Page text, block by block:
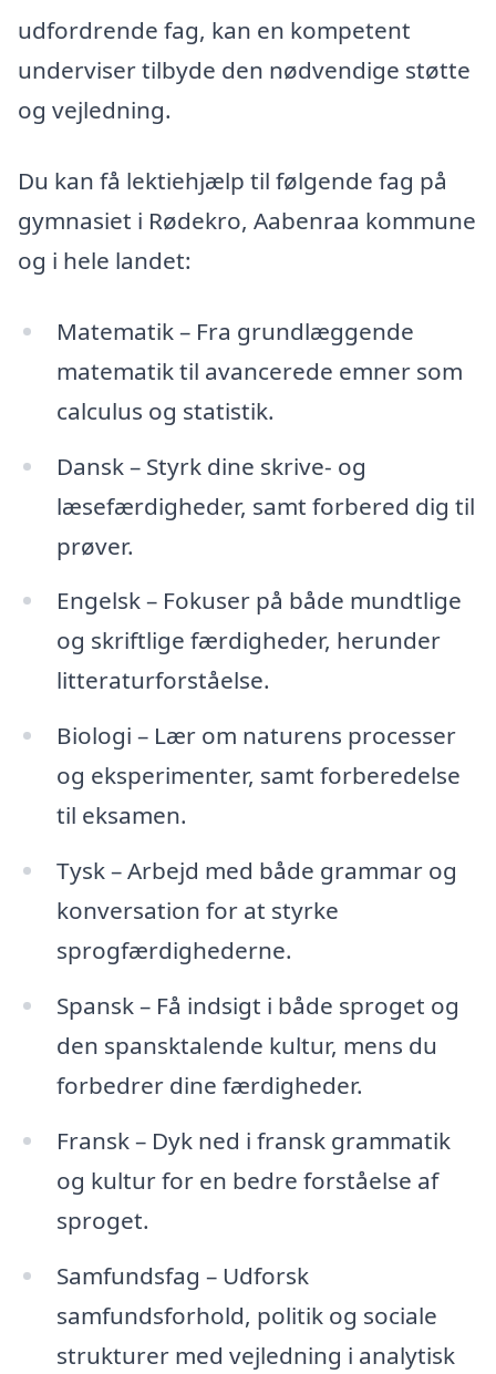
udfordrende fag, kan en kompetent
underviser tilbyde den nødvendige støtte
og vejledning.
Du kan få lektiehjælp til følgende fag på
gymnasiet i Rødekro, Aabenraa kommune
og i hele landet:
Matematik – Fra grundlæggende
matematik til avancerede emner som
calculus og statistik.
Dansk – Styrk dine skrive- og
læsefærdigheder, samt forbered dig til
prøver.
Engelsk – Fokuser på både mundtlige
og skriftlige færdigheder, herunder
litteraturforståelse.
Biologi – Lær om naturens processer
og eksperimenter, samt forberedelse
til eksamen.
Tysk – Arbejd med både grammar og
konversation for at styrke
sprogfærdighederne.
Spansk – Få indsigt i både sproget og
den spansktalende kultur, mens du
forbedrer dine færdigheder.
Fransk – Dyk ned i fransk grammatik
og kultur for en bedre forståelse af
sproget.
Samfundsfag – Udforsk
samfundsforhold, politik og sociale
strukturer med vejledning i analytisk